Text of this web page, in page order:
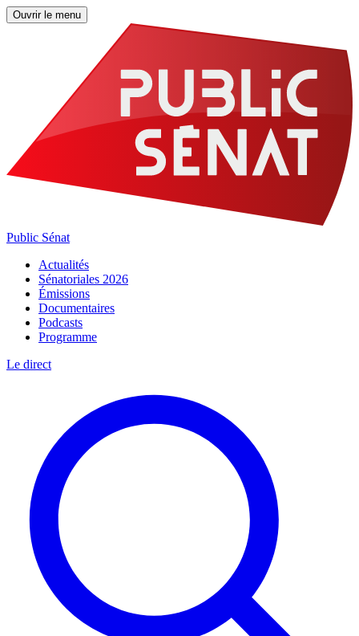
Ouvrir le menu
Public Sénat
Actualités
Sénatoriales 2026
Émissions
Documentaires
Podcasts
Programme
Le direct